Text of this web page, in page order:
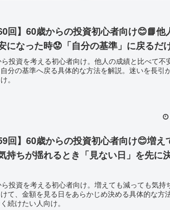
60回】60歳からの投資初心者向け😊📘他
になった時😟「自分の基準」に戻るだ
投資を考える初心者向け。他人の成績と比べて不
分の基準へ戻る具体的な方法を解説。迷いを長引
。
回】60歳からの投資初心者向け😊増え
持ちが揺れるとき「見ない日」を先に
投資を考える初心者向け。増えても減っても気持
て、金額を見る日をあらかじめ決める具体的な方
続けたい人向け。